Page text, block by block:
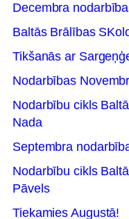
Decembra
Baltās Brālības
Tikšanās ar
Nodarbības
Nodarbību cikls
Nada
Septembra
Nodarbību cikls
Pāvels
Tiekamies Augustā!